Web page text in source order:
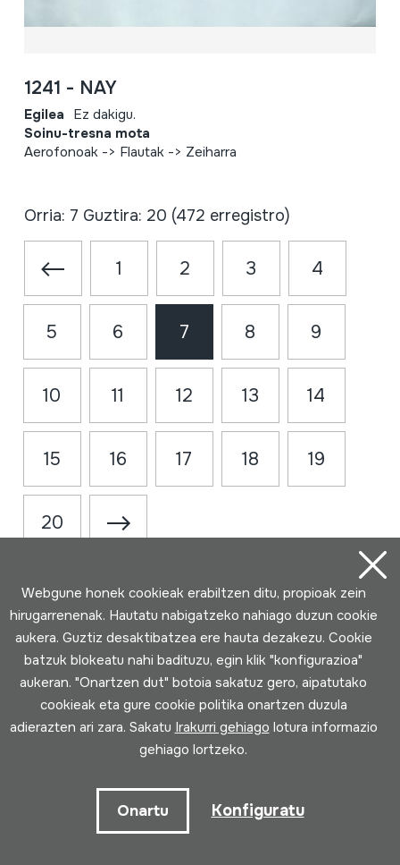
1241 - NAY
Egilea Ez dakigu.
Soinu-tresna mota
Aerofonoak -> Flautak -> Zeiharra
Orria: 7 Guztira: 20 (472 erregistro)
1 2 3 4
5 6 7 8 9
10 11 12 13 14
15 16 17 18 19
20
Harremanetarako
soinuenea@soinuenea.eus
Webgune honek cookieak erabiltzen ditu, propioak zein
hirugarrenenak. Hautatu nabigatzeko nahiago duzun cookie
aukera. Guztiz desaktibatzea ere hauta dezakezu. Cookie
batzuk blokeatu nahi badituzu, egin klik "konfigurazioa"
aukeran. "Onartzen dut" botoia sakatuz gero, aipatutako
cookieak eta gure cookie politika onartzen duzula
adierazten ari zara. Sakatu Irakurri gehiago lotura informazio
gehiago lortzeko.
Onartu Konfiguratu